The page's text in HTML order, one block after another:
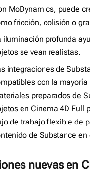
MoDynamics, puede
fricción, colisión o
iluminación profunda
se vean realistas.
integraciones de
con la
preparados de
en Cinema 4D Full
de trabajo flexible de
de Substance
nuevas en